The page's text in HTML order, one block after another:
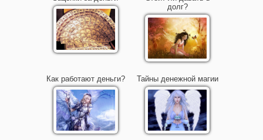
долг?
Как работают деньги? Тайны денежной магии